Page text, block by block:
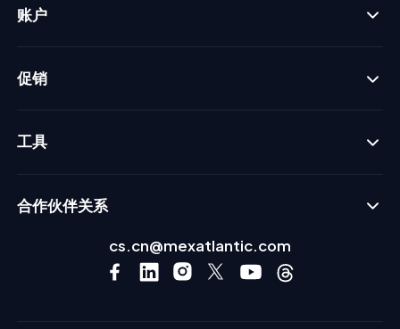
账户
促销
工具
合作伙伴关系
cs.cn@mexatlantic.com